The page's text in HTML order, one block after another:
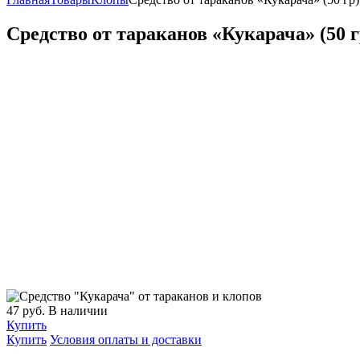
Средство от тараканов «Кукарача» (50
47 руб. В наличии
Купить
Купить Условия оплаты и доставки